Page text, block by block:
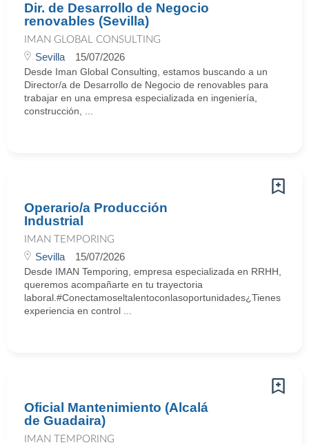
Dir. de Desarrollo de Negocio
renovables (Sevilla)
IMAN GLOBAL CONSULTING
Sevilla 15/07/2026
Desde Iman Global Consulting, estamos buscando a un
Director/a de Desarrollo de Negocio de renovables para
trabajar en una empresa especializada en ingeniería,
construcción, ...
Operario/a Producción
Industrial
IMAN TEMPORING
Sevilla 15/07/2026
Desde IMAN Temporing, empresa especializada en RRHH,
queremos acompañarte en tu trayectoria
laboral.#Conectamoseltalentoconlasoportunidades¿Tienes
experiencia en control ...
Oficial Mantenimiento (Alcalá
de Guadaira)
IMAN TEMPORING